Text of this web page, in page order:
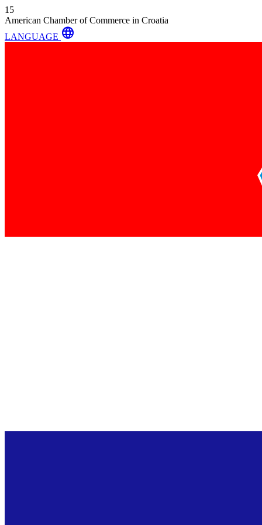
15
American Chamber of Commerce in Croatia
LANGUAGE language